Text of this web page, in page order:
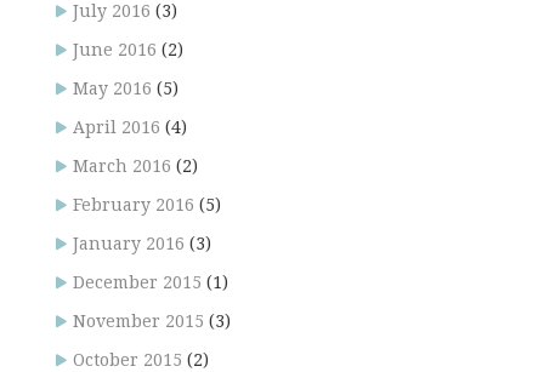
July 2016 (3)
June 2016 (2)
May 2016 (5)
April 2016 (4)
March 2016 (2)
February 2016 (5)
January 2016 (3)
December 2015 (1)
November 2015 (3)
October 2015 (2)